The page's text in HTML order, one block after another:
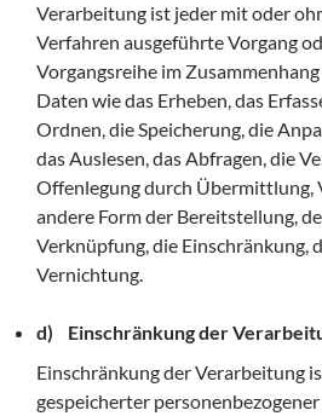
Verarbeitung ist jeder mit oder
Verfahren ausgeführte Vorgang
Vorgangsreihe im
Daten wie das Erheben, das
Ordnen, die Speicherung, die
das Auslesen, das Abfragen, die
Offenlegung durch Übermittlung,
andere Form der Bereitstellung,
Verknüpfung, die Einschränkung,
Vernichtung.
d) Einschränkung der
Einschränkung der Verarbeitung
gespeicherter